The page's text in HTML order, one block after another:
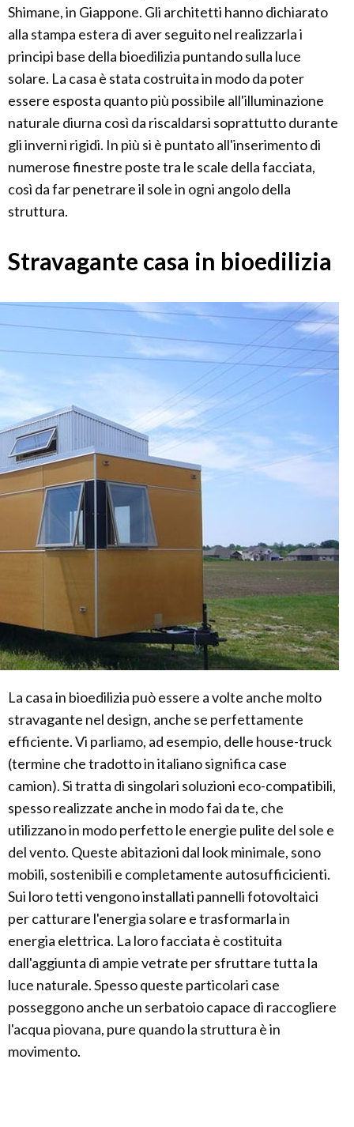
Shimane, in Giappone. Gli architetti hanno dichiarato
alla stampa estera di aver seguito nel realizzarla i
principi base della bioedilizia puntando sulla luce
solare. La casa è stata costruita in modo da poter
essere esposta quanto più possibile all'illuminazione
naturale diurna così da riscaldarsi soprattutto durante
gli inverni rigidi. In più si è puntato all'inserimento di
numerose finestre poste tra le scale della facciata,
così da far penetrare il sole in ogni angolo della
struttura.
Stravagante casa in bioedilizia
La casa in bioedilizia può essere a volte anche molto
stravagante nel design, anche se perfettamente
efficiente. Vi parliamo, ad esempio, delle house-truck
(termine che tradotto in italiano significa case
camion). Si tratta di singolari soluzioni eco-compatibili,
spesso realizzate anche in modo fai da te, che
utilizzano in modo perfetto le energie pulite del sole e
del vento. Queste abitazioni dal look minimale, sono
mobili, sostenibili e completamente autosufficicienti.
Sui loro tetti vengono installati pannelli fotovoltaici
per catturare l'energia solare e trasformarla in
energia elettrica. La loro facciata è costituita
dall'aggiunta di ampie vetrate per sfruttare tutta la
luce naturale. Spesso queste particolari case
posseggono anche un serbatoio capace di raccogliere
l'acqua piovana, pure quando la struttura è in
movimento.